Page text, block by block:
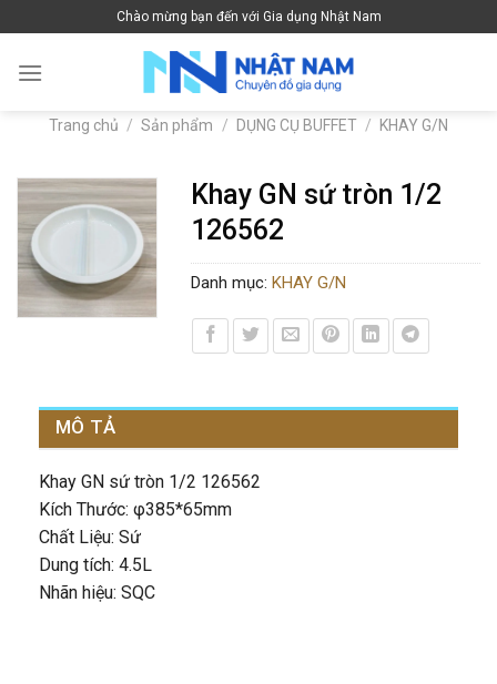
to
content
Chào mừng bạn đến với Gia dụng Nhật Nam
Trang chủ / Sản phẩm / DỤNG CỤ BUFFET / KHAY G/N
Khay GN sứ tròn 1/2
126562
Danh mục: KHAY G/N
MÔ TẢ
Khay GN sứ tròn 1/2 126562
Kích Thước: φ385*65mm
Chất Liệu: Sứ
Dung tích: 4.5L
Nhãn hiệu: SQC